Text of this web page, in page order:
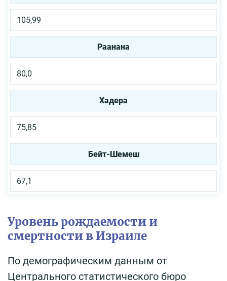
105,99
Раанана
80,0
Хадера
75,85
Бейт-Шемеш
67,1
Уровень рождаемости и
смертности в Израиле
По демографическим данным от
Центрального статистического бюро